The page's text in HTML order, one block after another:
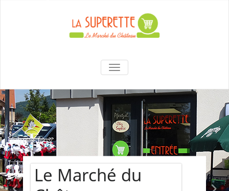
La Superette –
le marché du
château
AFFICHER/MASQUER LA